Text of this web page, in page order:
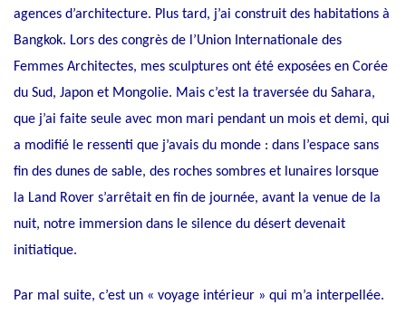
agences d’architecture. Plus tard, j’ai construit des habitations à
Bangkok. Lors des congrès de l’Union Internationale des
Femmes Architectes, mes sculptures ont été exposées en Corée
du Sud, Japon et Mongolie. Mais c’est la traversée du Sahara,
que j’ai faite seule avec mon mari pendant un mois et demi, qui
a modifié le ressenti que j’avais du monde : dans l’espace sans
fin des dunes de sable, des roches sombres et lunaires lorsque
la Land Rover s’arrêtait en fin de journée, avant la venue de la
nuit, notre immersion dans le silence du désert devenait
initiatique.
Par mal suite, c’est un « voyage intérieur » qui m’a interpellée.